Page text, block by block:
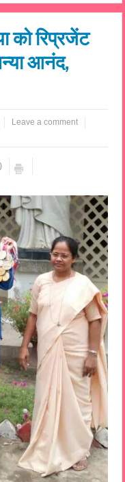
को रिप्रजेंट
आनंद,
Leave a comment